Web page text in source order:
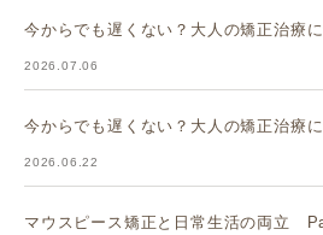
今からでも遅くない？大人の矯正治療
2026.07.06
今からでも遅くない？大人の矯正治療
2026.06.22
マウスピース矯正と日常生活の両立